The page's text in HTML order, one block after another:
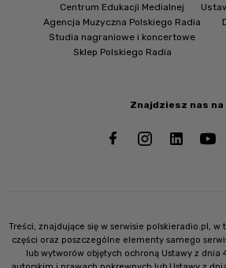
Znajdziesz nas na
Centrum Edukacji Medialnej
Agencja Muzyczna Polskiego Radia
Studia nagraniowe i koncertowe
Sklep Polskiego Radia
Treści, znajdujące się w serwisie polskieradio.pl, w
części oraz poszczególne elementy samego
lub wytworów objętych ochroną Ustawy z dnia